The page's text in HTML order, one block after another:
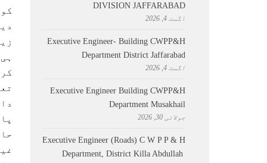
DIVISION JAFFARABAD
اگست 4, 2026
Executive Engineer- Building CWPP&H
Department District Jaffarabad
اگست 4, 2026
Executive Engineer Building CWPP&H
Department Musakhail
جولائی 30, 2026
Executive Engineer (Roads) C W P P & H
Department, District Killa Abdullah ​